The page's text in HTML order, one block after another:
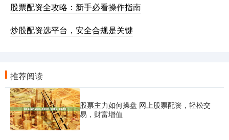
股票配资全攻略：新手必看操作指南
炒股配资选平台，安全合规是关键
推荐阅读
股票主力如何操盘 网上股票配资，轻松交
易，财富增值